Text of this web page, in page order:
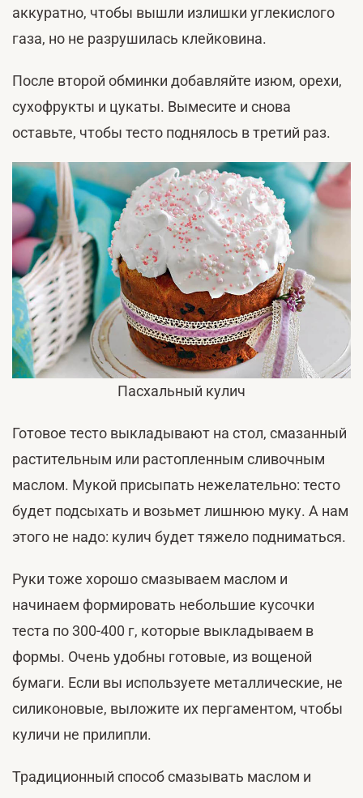
аккуратно, чтобы вышли излишки углекислого
газа, но не разрушилась клейковина.
После второй обминки добавляйте изюм, орехи,
сухофрукты и цукаты. Вымесите и снова
оставьте, чтобы тесто поднялось в третий раз.
Пасхальный кулич
Готовое тесто выкладывают на стол, смазанный
растительным или растопленным сливочным
маслом. Мукой присыпать нежелательно: тесто
будет подсыхать и возьмет лишнюю муку. А нам
этого не надо: кулич будет тяжело подниматься.
Руки тоже хорошо смазываем маслом и
начинаем формировать небольшие кусочки
теста по 300-400 г, которые выкладываем в
формы. Очень удобны готовые, из вощеной
бумаги. Если вы используете металлические, не
силиконовые, выложите их пергаментом, чтобы
куличи не прилипли.
Традиционный способ смазывать маслом и